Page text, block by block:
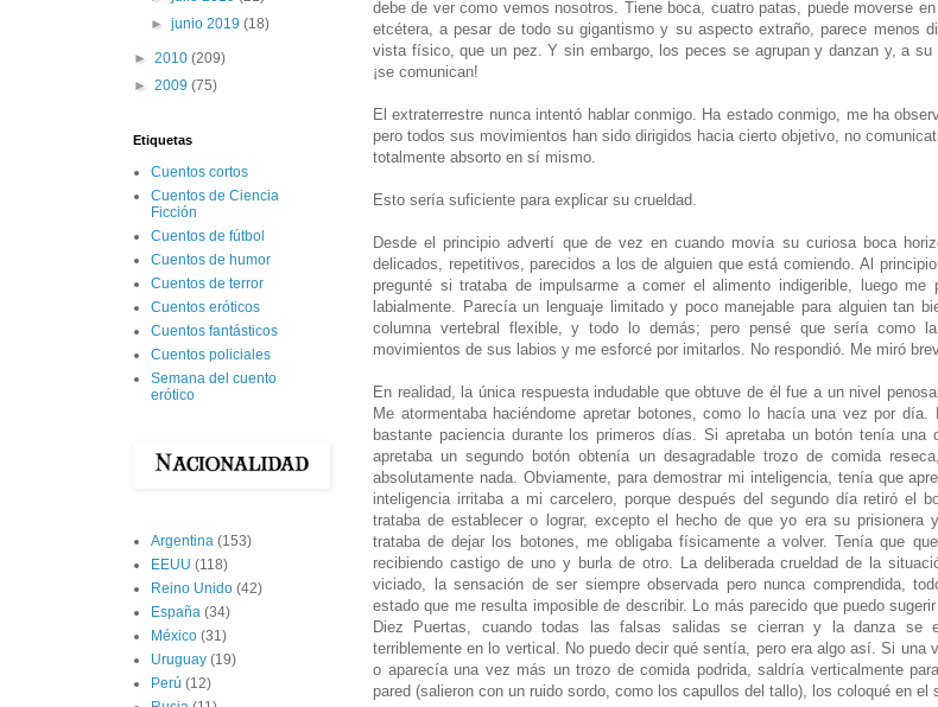
debe de ver como vemos nosotros. Tiene boca, cuatro patas, puede moverse
etcétera, a pesar de todo su gigantismo y su aspecto extraño, parece menos
vista físico, que un pez. Y sin embargo, los peces se agrupan y danzan y, a
¡se comunican!
El extraterrestre nunca intentó hablar conmigo. Ha estado conmigo, me ha
pero todos sus movimientos han sido dirigidos hacia cierto objetivo, no
totalmente absorto en sí mismo.
Esto sería suficiente para explicar su crueldad.
Desde el principio advertí que de vez en cuando movía su curiosa boca
delicados, repetitivos, parecidos a los de alguien que está comiendo. Al
pregunté si trataba de impulsarme a comer el alimento indigerible, luego
labialmente. Parecía un lenguaje limitado y poco manejable para alguien tan
columna vertebral flexible, y todo lo demás; pero pensé que sería como
movimientos de sus labios y me esforcé por imitarlos. No respondió. Me miró
En realidad, la única respuesta indudable que obtuve de él fue a un nivel
Me atormentaba haciéndome apretar botones, como lo hacía una vez por
bastante paciencia durante los primeros días. Si apretaba un botón tenía una
apretaba un segundo botón obtenía un desagradable trozo de comida
absolutamente nada. Obviamente, para demostrar mi inteligencia, tenía que
inteligencia irritaba a mi carcelero, porque después del segundo día retiró el
trataba de establecer o lograr, excepto el hecho de que yo era su prisionera
trataba de dejar los botones, me obligaba físicamente a volver. Tenía que
recibiendo castigo de uno y burla de otro. La deliberada crueldad de la
viciado, la sensación de ser siempre observada pero nunca comprendida,
estado que me resulta imposible de describir. Lo más parecido que puedo
Diez Puertas, cuando todas las falsas salidas se cierran y la danza se
terriblemente en lo vertical. No puedo decir qué sentía, pero era algo así. Si una
o aparecía una vez más un trozo de comida podrida, saldría verticalmente
pared (salieron con un ruido sordo, como los capullos del tallo), los coloqué en el
►junio 2019(18)
► 2010 (209)
► 2009 (75)
Etiquetas
Cuentos cortos
Cuentos de Ciencia
Ficción
Cuentos de fútbol
Cuentos de humor
Cuentos de terror
Cuentos eróticos
Cuentos fantásticos
Cuentos policiales
Semana del cuento
erótico
Argentina (153)
EEUU (118)
Reino Unido (42)
España (34)
México (31)
Uruguay (19)
Perú (12)